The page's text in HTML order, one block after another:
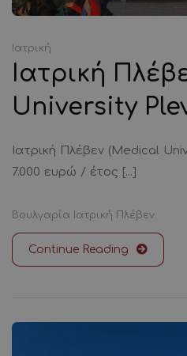
Ιατρική
Ιατρική
University
Ιατρική Πλέβεν (Medical
7.000 ευρώ / έτος [...]
Βουλγαρία Ιατρική Πλέβεν
Continue Reading